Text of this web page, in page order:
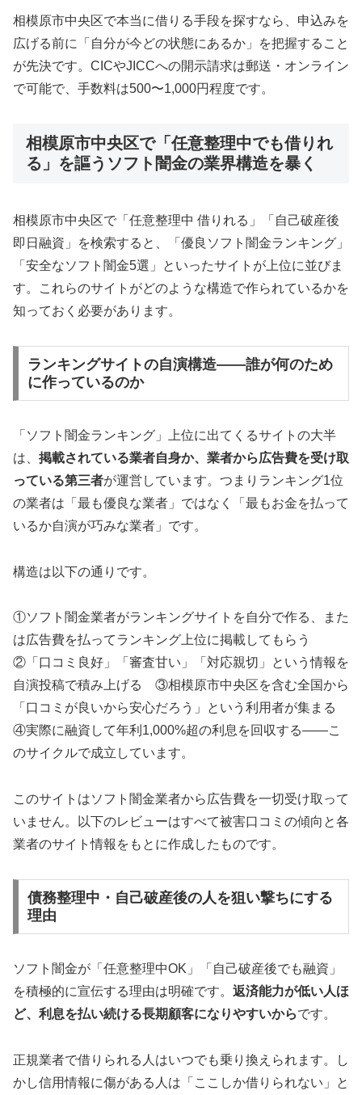
相模原市中央区で本当に借りる手段を探すなら、申込みを
広げる前に「自分が今どの状態にあるか」を把握すること
が先決です。CICやJICCへの開示請求は郵送・オンライン
で可能で、手数料は500〜1,000円程度です。
相模原市中央区で「任意整理中でも借りれ
る」を謳うソフト闇金の業界構造を暴く
相模原市中央区で「任意整理中 借りれる」「自己破産後
即日融資」を検索すると、「優良ソフト闇金ランキング」
「安全なソフト闇金5選」といったサイトが上位に並びま
す。これらのサイトがどのような構造で作られているかを
知っておく必要があります。
ランキングサイトの自演構造——誰が何のため
に作っているのか
「ソフト闇金ランキング」上位に出てくるサイトの大半
は、 掲載されている業者自身か、業者から広告費を受け取
っている第三者が運営しています。つまりランキング1位
の業者は「最も優良な業者」ではなく「最もお金を払って
いるか自演が巧みな業者」です。
構造は以下の通りです。
①ソフト闇金業者がランキングサイトを自分で作る、また
は広告費を払ってランキング上位に掲載してもらう
②「口コミ良好」「審査甘い」「対応親切」という情報を
自演投稿で積み上げる ③相模原市中央区を含む全国から
「口コミが良いから安心だろう」という利用者が集まる
④実際に融資して年利1,000%超の利息を回収する——こ
のサイクルで成立しています。
このサイトはソフト闇金業者から広告費を一切受け取って
いません。以下のレビューはすべて被害口コミの傾向と各
業者のサイト情報をもとに作成したものです。
債務整理中・自己破産後の人を狙い撃ちにする
理由
ソフト闇金が「任意整理中OK」「自己破産後でも融資」
を積極的に宣伝する理由は明確です。 返済能力が低い人ほ
ど、利息を払い続ける長期顧客になりやすいからです。
正規業者で借りられる人はいつでも乗り換えられます。し
かし信用情報に傷がある人は「ここしか借りられない」と